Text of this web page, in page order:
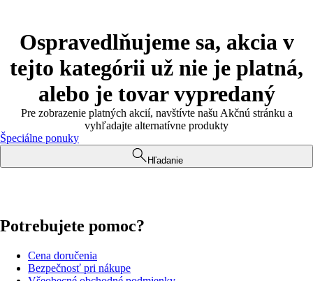
Ospravedlňujeme sa, akcia v
tejto kategórii už nie je platná,
alebo je tovar vypredaný
Pre zobrazenie platných akcií, navštívte našu Akčnú stránku a
vyhľadajte alternatívne produkty
Špeciálne ponuky
Hľadanie
Potrebujete pomoc?
Cena doručenia
Bezpečnosť pri nákupe